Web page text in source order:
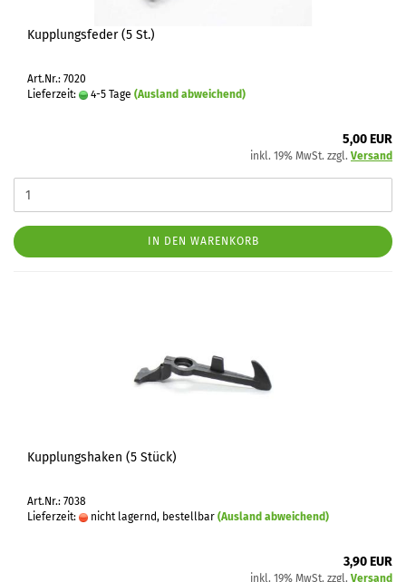
Kupplungsfeder (5 St.)
Art.Nr.: 7020
Lieferzeit:
4-5 Tage (Ausland abweichend)
5,00 EUR
inkl. 19% MwSt. zzgl. Versand
IN DEN WARENKORB
Kupplungshaken (5 Stück)
Art.Nr.: 7038
Lieferzeit:
nicht lagernd, bestellbar (Ausland abweichend)
3,90 EUR
inkl. 19% MwSt. zzgl. Versand